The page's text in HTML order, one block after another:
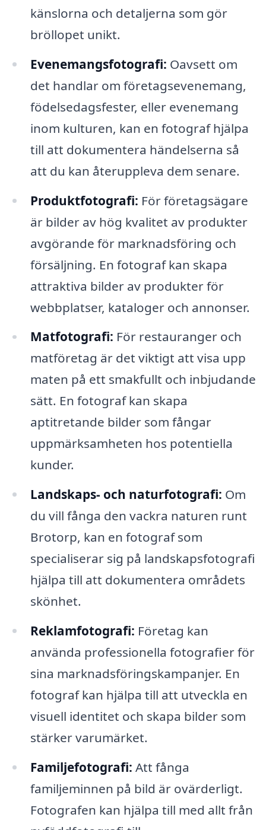
känslorna och detaljerna som gör
bröllopet unikt.
Evenemangsfotografi: Oavsett om
det handlar om företagsevenemang,
födelsedagsfester, eller evenemang
inom kulturen, kan en fotograf hjälpa
till att dokumentera händelserna så
att du kan återuppleva dem senare.
Produktfotografi: För företagsägare
är bilder av hög kvalitet av produkter
avgörande för marknadsföring och
försäljning. En fotograf kan skapa
attraktiva bilder av produkter för
webbplatser, kataloger och annonser.
Matfotografi: För restauranger och
matföretag är det viktigt att visa upp
maten på ett smakfullt och inbjudande
sätt. En fotograf kan skapa
aptitretande bilder som fångar
uppmärksamheten hos potentiella
kunder.
Landskaps- och naturfotografi: Om
du vill fånga den vackra naturen runt
Brotorp, kan en fotograf som
specialiserar sig på landskapsfotografi
hjälpa till att dokumentera områdets
skönhet.
Reklamfotografi: Företag kan
använda professionella fotografier för
sina marknadsföringskampanjer. En
fotograf kan hjälpa till att utveckla en
visuell identitet och skapa bilder som
stärker varumärket.
Familjefotografi: Att fånga
familjeminnen på bild är ovärderligt.
Fotografen kan hjälpa till med allt från